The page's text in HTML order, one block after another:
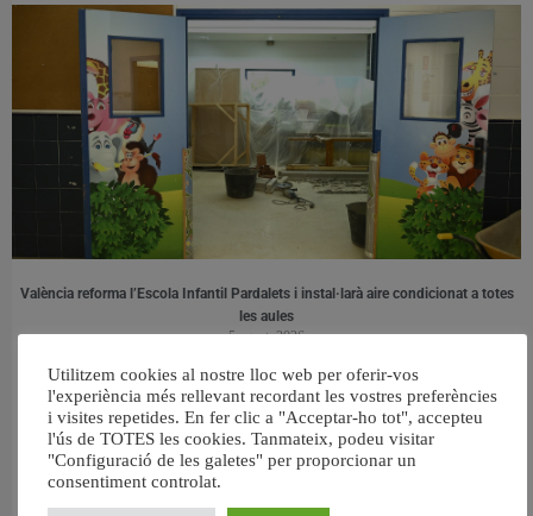
València reforma l’Escola Infantil Pardalets i instal·larà aire condicionat a totes
les aules
5 agost, 2026
Utilitzem cookies al nostre lloc web per oferir-vos
l'experiència més rellevant recordant les vostres preferències
i visites repetides. En fer clic a "Acceptar-ho tot", accepteu
l'ús de TOTES les cookies. Tanmateix, podeu visitar
"Configuració de les galetes" per proporcionar un
consentiment controlat.